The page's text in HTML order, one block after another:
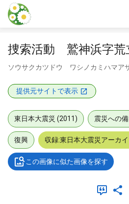
本文に飛ぶ
捜索活動 鷲神浜字荒
ソウサクカツドウ ワシノカミハマア
提供元サイトで表示
東日本大震災 (2011) 震災への備
復興 収録:東日本大震災アーカ
この画像に似た画像を探す